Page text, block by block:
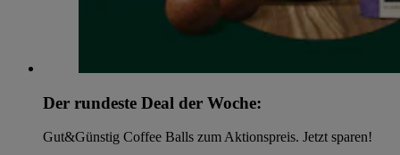
Der rundeste Deal der Woche:
Gut&Günstig Coffee Balls zum Aktionspreis. Jetzt sparen!